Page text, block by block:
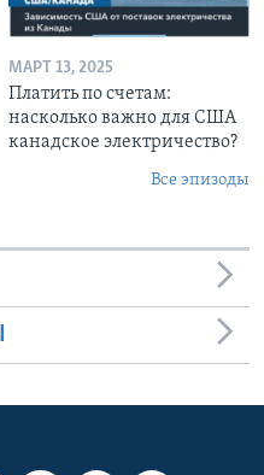
МАРТ 13, 2025
Платить по счетам:
насколько важно для США
канадское электричество?
Все эпизоды